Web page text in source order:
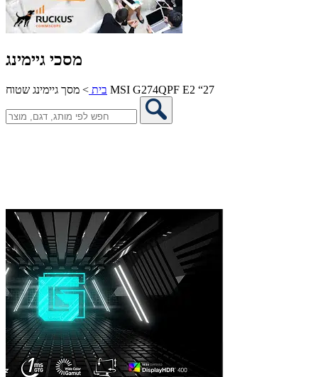
מסכי גיימינג
בית > מסך גיימינג שטוח MSI G274QPF E2 “27